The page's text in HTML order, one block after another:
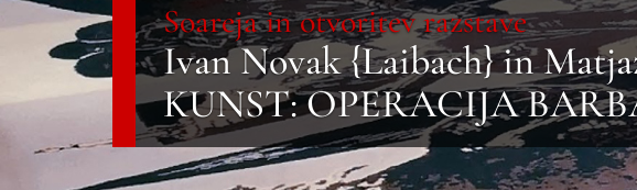
Soareja in otvoritev razstave
Ivan Novak {Laibach} in
KUNST: OPERACIJA